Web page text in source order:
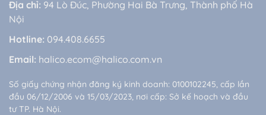
Địa chỉ: 94 Lò Đúc, Phường Hai Bà Trưng, Thành phố Hà
Nội
Hotline: 094.408.6655
Email: halico.ecom@halico.com.vn
Số giấy chứng nhận đăng ký kinh doanh: 0100102245, cấp lần
đầu 06/12/2006 và 15/03/2023, nơi cấp: Sở kế hoạch và đầu
tư TP. Hà Nội.